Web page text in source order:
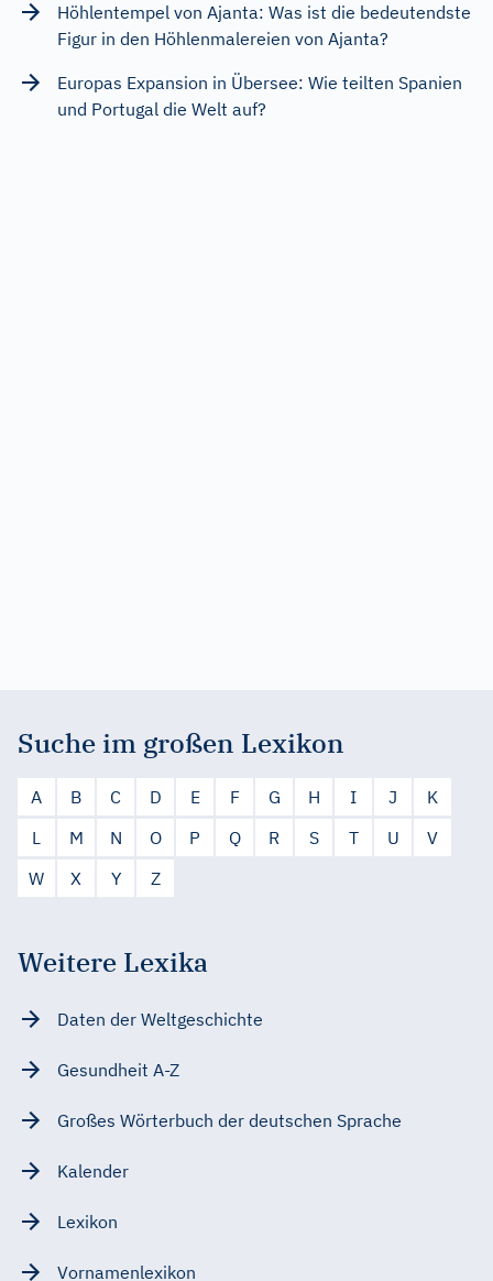
Höhlentempel von Ajanta: Was ist die bedeutendste
Figur in den Höhlenmalereien von Ajanta?
Europas Expansion in Übersee: Wie teilten Spanien
und Portugal die Welt auf?
Suche im großen Lexikon
A B C D E F G H I J
K
L
M N O P Q R S T U
V
W
X Y Z
Weitere Lexika
Daten der Weltgeschichte
Gesundheit A-Z
Großes Wörterbuch der deutschen Sprache
Kalender
Lexikon
Vornamenlexikon